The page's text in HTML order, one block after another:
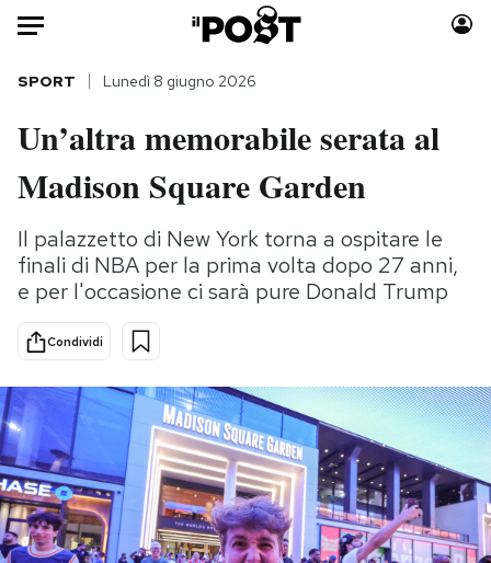
Auto
HOME
Italia
Politica
Tecnologia
Scienza
Economia
Sport
Moda
Consumismi
Storie/Idee
Altrecose
Mondiali calcio 2026
PODCAST
SPORT Lunedì 8 giugno 2026
Un’altra memorabile serata al
Madison Square Garden
Il palazzetto di New York torna a ospitare le
finali di NBA per la prima volta dopo 27 anni,
e per l'occasione ci sarà pure Donald Trump
Condividi